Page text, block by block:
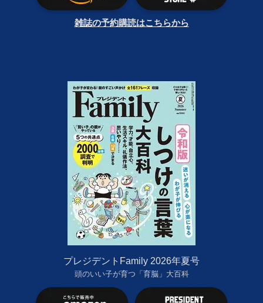
雑誌の予約購読はこちらから
プレジデントFamily 2026年夏号
頭のいい子が育つ「育脳」大百科